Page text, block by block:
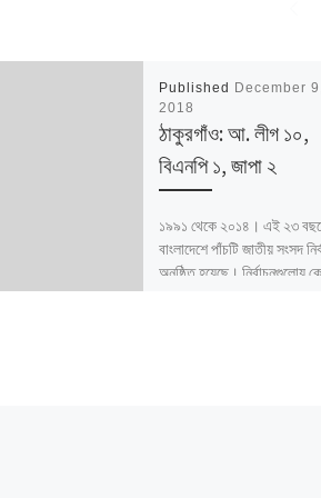
Published December 9,
2018
ঠাকুরগাঁও: আ. লীগ ১০,
বিএনপি ১, জাপা ২
১৯৯১ থেকে ২০১৪। এই ২৩
বাংলাদেশে পাঁচটি জাতীয় সংসদ
অনুষ্ঠিত হয়েছে। নির্বাচনগুলোয়